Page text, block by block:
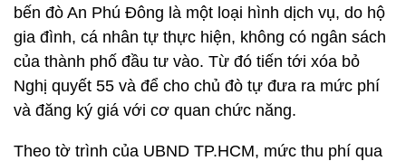
bến đò An Phú Đông là một loại hình dịch vụ, do hộ
gia đình, cá nhân tự thực hiện, không có ngân sách
của thành phố đầu tư vào. Từ đó tiến tới xóa bỏ
Nghị quyết 55 và để cho chủ đò tự đưa ra mức phí
và đăng ký giá với cơ quan chức năng.
Theo tờ trình của UBND TP.HCM, mức thu phí qua